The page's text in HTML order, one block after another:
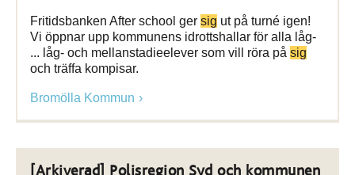
Fritidsbanken After school ger sig ut på turné igen!
Vi öppnar upp kommunens idrottshallar för alla låg-
... låg- och mellanstadieelever som vill röra på sig
och träffa kompisar.
Bromölla Kommun
[Arkiverad] Polisregion Syd och kommunen